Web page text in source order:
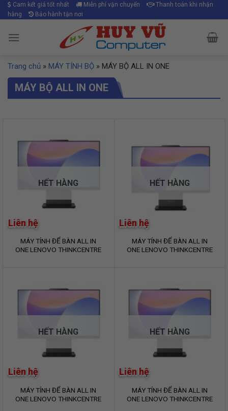
Skip
to
Cam kết giá tốt nhất Miễn phí vận chuyển
Thanh toán khi nhận
hàng
Bảo hành tận nơi
Trang chủ » MÁY TÍNH BỘ » MÁY BỘ ALL IN ONE
MÁY BỘ ALL IN ONE
HẾT HÀNG
MÁY TÍNH ĐỂ BÀN ALL IN
ONE LENOVO THINKCENTRE
Liên hệ
HẾT HÀNG
MÁY TÍNH ĐỂ BÀN ALL IN
ONE LENOVO THINKCENTRE
Liên hệ
HẾT HÀNG
MÁY TÍNH ĐỂ BÀN ALL IN
ONE LENOVO THINKCENTRE
Liên hệ
HẾT HÀNG
MÁY TÍNH ĐỂ BÀN ALL IN
ONE LENOVO THINKCENTRE
Liên hệ